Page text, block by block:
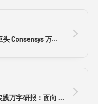
以太坊基础设施巨头 Consensys 万字研报：全景拆解其发展史、战略逻辑、优势风险与未来展望
传统品牌 Web3 实践万字研报：面向 Web3 长期价值差异化探索，通往南墙还是发掘商机？全景式拆解其发展背景、典型案例、商业模式、合规路径及未来展望